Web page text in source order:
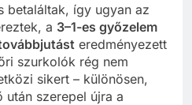
betaláltak, így ugyan az
a 3–1-es győzelem
eredményezett
szurkolók rég nem
sikert – különösen,
szerepel újra a